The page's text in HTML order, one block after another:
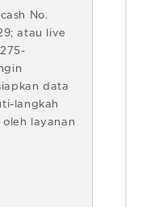
No.
atau live
data
langkah
layanan